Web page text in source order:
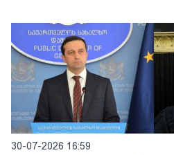
30-07-2026 16:59